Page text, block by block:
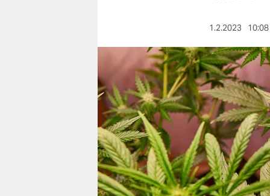
berlin
nord
wahrheit
verlag
verlag
veranstaltungen
1.2.2023